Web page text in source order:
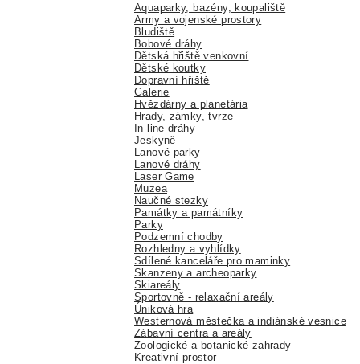
Aquaparky, bazény, koupaliště
Army a vojenské prostory
Bludiště
Bobové dráhy
Dětská hřiště venkovní
Dětské koutky
Dopravní hřiště
Galerie
Hvězdárny a planetária
Hrady, zámky, tvrze
In-line dráhy
Jeskyně
Lanové parky
Lanové dráhy
Laser Game
Muzea
Naučné stezky
Památky a památníky
Parky
Podzemní chodby
Rozhledny a vyhlídky
Sdílené kanceláře pro maminky
Skanzeny a archeoparky
Skiareály
Sportovně - relaxační areály
Úniková hra
Westernová městečka a indiánské vesnice
Zábavní centra a areály
Zoologické a botanické zahrady
Kreativní prostor